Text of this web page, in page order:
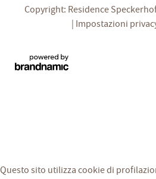
Copyright: Residence
Impostazioni
Questo sito utilizza cookie di